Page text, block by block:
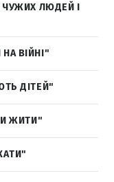
ЛЮДЕЙ І
ВІЙНІ"
ДІТЕЙ"
ЖИТИ"